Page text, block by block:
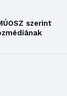
szerint